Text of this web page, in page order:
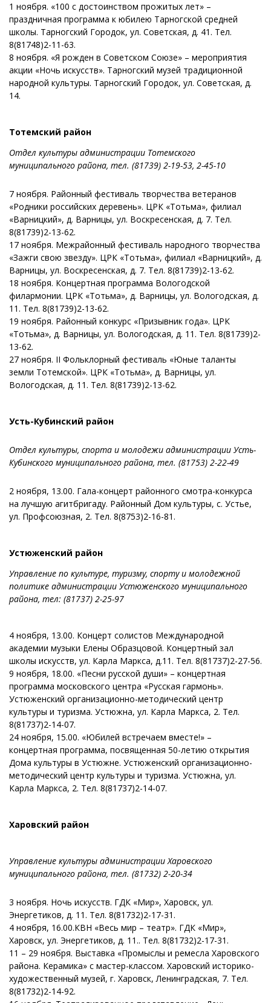
1 ноября. «100 с достоинством прожитых лет» –
праздничная программа к юбилею Тарногской средней
школы. Тарногский Городок, ул. Советская, д. 41. Тел.
8(81748)2-11-63.
8 ноября. «Я рожден в Советском Союзе» – мероприятия
акции «Ночь искусств». Тарногский музей традиционной
народной культуры. Тарногский Городок, ул. Советская, д.
14.
Тотемский район
Отдел культуры администрации Тотемского
муниципального района, тел. (81739) 2-19-53, 2-45-10
7 ноября. Районный фестиваль творчества ветеранов
«Родники российских деревень». ЦРК «Тотьма», филиал
«Варницкий», д. Варницы, ул. Воскресенская, д. 7. Тел.
8(81739)2-13-62.
17 ноября. Межрайонный фестиваль народного творчества
«Зажги свою звезду». ЦРК «Тотьма», филиал «Варницкий», д.
Варницы, ул. Воскресенская, д. 7. Тел. 8(81739)2-13-62.
18 ноября. Концертная программа Вологодской
филармонии. ЦРК «Тотьма», д. Варницы, ул. Вологодская, д.
11. Тел. 8(81739)2-13-62.
19 ноября. Районный конкурс «Призывник года». ЦРК
«Тотьма», д. Варницы, ул. Вологодская, д. 11. Тел. 8(81739)2-
13-62.
27 ноября. II Фольклорный фестиваль «Юные таланты
земли Тотемской». ЦРК «Тотьма», д. Варницы, ул.
Вологодская, д. 11. Тел. 8(81739)2-13-62.
Усть-Кубинский район
Отдел культуры, спорта и молодежи администрации Усть-
Кубинского муниципального района, тел. (81753) 2-22-49
2 ноября, 13.00. Гала-концерт районного смотра-конкурса
на лучшую агитбригаду. Районный Дом культуры, с. Устье,
ул. Профсоюзная, 2. Тел. 8(8753)2-16-81.
Устюженский район
Управление по культуре, туризму, спорту и молодежной
политике администрации Устюженского муниципального
района, тел: (81737) 2-25-97
4 ноября, 13.00. Концерт солистов Международной
академии музыки Елены Образцовой. Концертный зал
школы искусств, ул. Карла Маркса, д.11. Тел. 8(81737)2-27-56.
9 ноября, 18.00. «Песни русской души» – концертная
программа московского центра «Русская гармонь».
Устюженский организационно-методический центр
культуры и туризма. Устюжна, ул. Карла Маркса, 2. Тел.
8(81737)2-14-07.
24 ноября, 15.00. «Юбилей встречаем вместе!» –
концертная программа, посвященная 50-летию открытия
Дома культуры в Устюжне. Устюженский организационно-
методический центр культуры и туризма. Устюжна, ул.
Карла Маркса, 2. Тел. 8(81737)2-14-07.
Харовский район
Управление культуры администрации Харовского
муниципального района, тел. (81732) 2-20-34
3 ноября. Ночь искусств. ГДК «Мир», Харовск, ул.
Энергетиков, д. 11. Тел. 8(81732)2-17-31.
4 ноября, 16.00.КВН «Весь мир – театр». ГДК «Мир»,
Харовск, ул. Энергетиков, д. 11.. Тел. 8(81732)2-17-31.
11 – 29 ноября. Выставка «Промыслы и ремесла Харовского
района. Керамика» с мастер-классом. Харовский историко-
художественный музей, г. Харовск, Ленинградская, 7. Тел.
8(81732)2-14-92.